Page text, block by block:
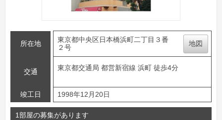
所在地
東京都中央区日本橋浜町二丁目３番
２号
地図
交通
東京都交通局 都営新宿線 浜町 徒歩4分
竣工日 1998年12月20日
1部屋の募集があります